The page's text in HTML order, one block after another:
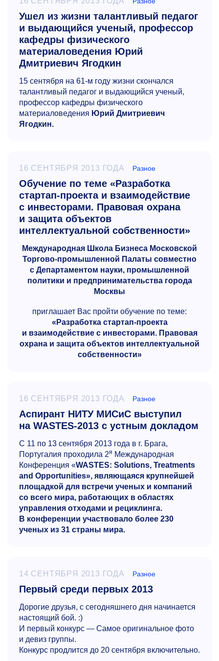
Ушел из жизни талантливый педагог
и выдающийся ученый, профессор
кафедры физического
материаловедения Юрий
Дмитриевич Ягодкин
15 сентября на 61-м году жизни скончался
талантливый педагог и выдающийся ученый,
профессор кафедры физического
материаловедения Юрий Дмитриевич
Ягодкин.
16 СЕНТЯБРЯ 2013 ГОДА Разное
Обучение по теме «Разработка
стартап-проекта и взаимодействие
с инвесторами. Правовая охрана
и защита объектов
интеллектуальной собственности»
Международная Школа Бизнеса Московской
Торгово-промышленной Палаты совместно
с Департаментом науки, промышленной
политики и предпринимательства города
Москвы
приглашает Вас пройти обучение по теме:
«Разработка стартап-проекта
и взаимодействие с инвесторами. Правовая
охрана и защита объектов интеллектуальной
собственности»
16 СЕНТЯБРЯ 2013 ГОДА Разное
Аспирант НИТУ МИСиС выступил
на WASTES-2013 с устным докладом
С 11 по 13 сентября 2013 года в г. Брага,
Португалия проходила 2я Международная
Конференция «WASTES: Solutions, Treatments
and Opportunities», являющаяся крупнейшей
площадкой для встречи ученых и компаний
со всего мира, работающих в областях
управления отходами и рециклинга.
В конференции участвовало более 230
ученых из 31 страны мира.
14 СЕНТЯБРЯ 2013 ГОДА Разное
Первый среди первых 2013
Дорогие друзья, с сегодняшнего дня начинается
настоящий бой. :)
И первый конкурс — Самое оригинальное фото
и девиз группы.
Конкурс продлится до 20 сентября включительно.